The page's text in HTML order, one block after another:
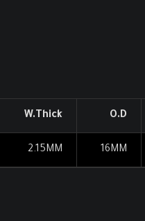
O.D
W.Thick
16MM
2.15MM